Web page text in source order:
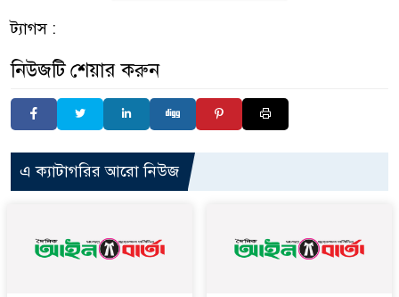
ট্যাগস :
নিউজটি শেয়ার করুন
এ ক্যাটাগরির আরো নিউজ